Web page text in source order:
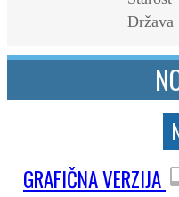
Država
GRAFIČNA VERZIJA